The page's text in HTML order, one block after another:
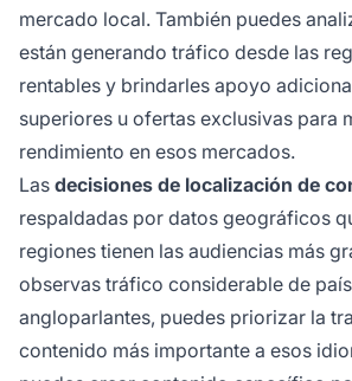
mercado local. También puedes
están generando tráfico desde las
rentables y brindarles apoyo
superiores u ofertas exclusivas para
rendimiento en esos mercados.
Las decisiones de localización de
respaldadas por datos geográficos
regiones tienen las audiencias más
observas tráfico considerable de
angloparlantes, puedes priorizar la
contenido más importante a esos